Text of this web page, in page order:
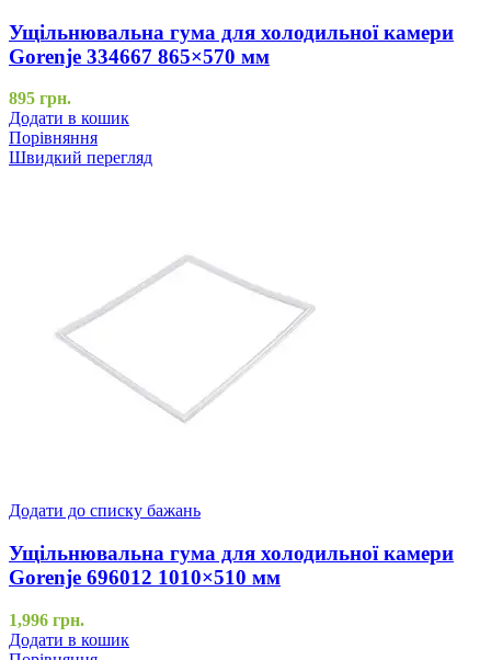
Ущільнювальна гума для холодильної камери
Gorenje 334667 865×570 мм
895 грн.
Додати в кошик
Порівняння
Швидкий перегляд
Додати до списку бажань
Ущільнювальна гума для холодильної камери
Gorenje 696012 1010×510 мм
1,996 грн.
Додати в кошик